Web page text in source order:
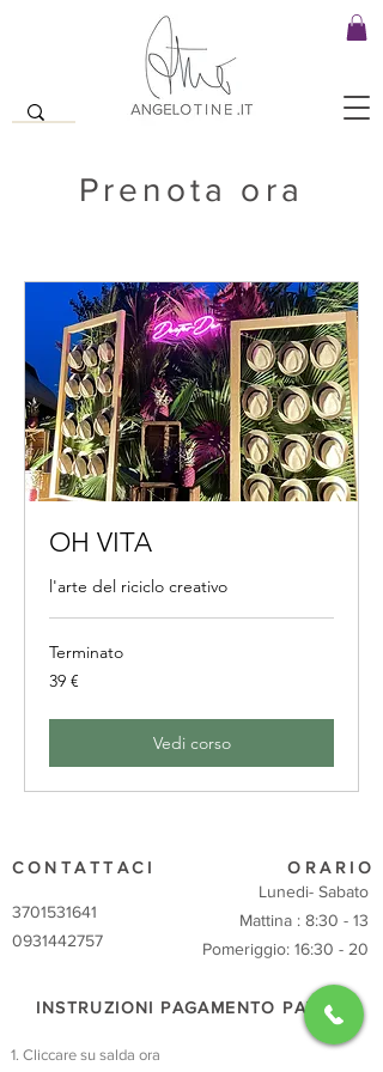
Prenota ora
OH VITA
l'arte del riciclo creativo
Terminato
39
euro
39 €
Vedi corso
CONTATTACI ORARIO
3701531641
0931442757
Lunedi- Sabato
Mattina : 8:30 - 13
Pomeriggio: 16:30 - 20
INSTRUZIONI PAGAMENTO PAYPAL
Cliccare su salda ora